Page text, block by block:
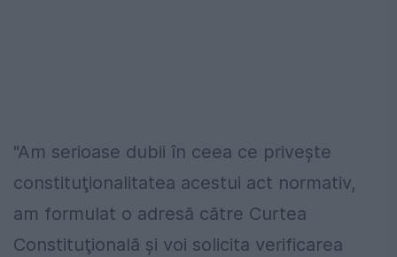
"Am serioase dubii în ceea ce priveşte
constituţionalitatea acestui act normativ,
am formulat o adresă către Curtea
Constituţională şi voi solicita verificarea